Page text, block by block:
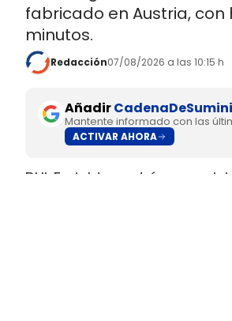
fabricado en Austria,
minutos.
Redacción07/08/2026 a las 10:15 h
Añadir
Mantente informado con las
ACTIVAR AHORA
DHL Freight pondrá en